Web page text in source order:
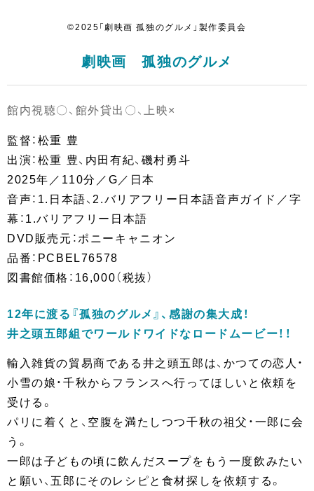
©2025「劇映画 孤独のグルメ」製作委員会
劇映画 孤独のグルメ
館内視聴〇、館外貸出〇、上映×
監督：松重 豊
出演：松重 豊、内田有紀、磯村勇斗
2025年／110分／G／日本
音声：1.日本語、2.バリアフリー日本語音声ガイド／字
幕：1.バリアフリー日本語
DVD販売元：ポニーキャニオン
品番：PCBEL76578
図書館価格：16,000（税抜）
12年に渡る『孤独のグルメ』、感謝の集大成！
井之頭五郎組でワールドワイドなロードムービー！！
輸入雑貨の貿易商である井之頭五郎は、かつての恋人・
小雪の娘・千秋からフランスへ行ってほしいと依頼を
受ける。
パリに着くと、空腹を満たしつつ千秋の祖父・一郎に会
う。
一郎は子どもの頃に飲んだスープをもう一度飲みたい
と願い、五郎にそのレシピと食材探しを依頼する。